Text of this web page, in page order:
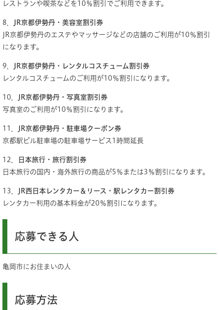
レストランや喫茶などを10％割引でご利用できます。
8．
JR京都伊勢丹・美容室割引券
JR京都伊勢丹のエステやマッサージなどの店舗のご利用が10％割引
になります。
9．​
JR京都伊勢丹・レンタルコスチューム割引券
レンタルコスチュームのご利用が10％割引になります。
10．
JR京都伊勢丹・写真室割引券
写真室のご利用が10％割引になります。
11．
JR京都伊勢丹・駐車場クーポン券
京都駅ビル駐車場の駐車場サービス1時間延長
12．
日本旅行・旅行割引券
日本旅行の国内・海外旅行の商品が5％または3％割引になります。
13．
JR西日本レンタカー＆リース・駅レンタカー割引券
レンタカー利用の基本料金が20％割引になります。
​応募できる人
亀岡市にお住まいの人
応募方法